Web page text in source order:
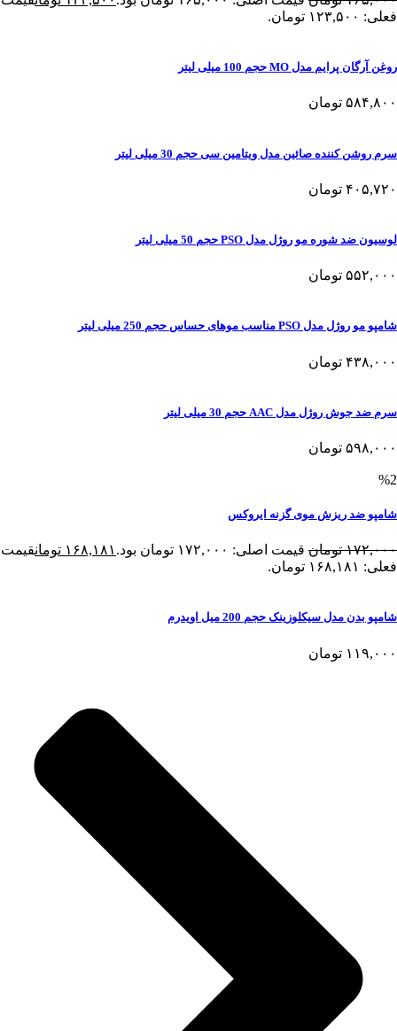
فعلی: ۱۲۳,۵۰۰ تومان.
روغن آرگان پرایم مدل MO حجم 100 میلی لیتر
۵۸۴,۸۰۰ تومان
سرم روشن کننده صائین مدل ویتامین سی حجم 30 میلی لیتر
۴۰۵,۷۲۰ تومان
لوسیون ضد شوره مو روژل مدل PSO حجم 50 میلی لیتر
۵۵۲,۰۰۰ تومان
شامپو مو روژل مدل PSO مناسب موهای حساس حجم 250 میلی لیتر
۴۳۸,۰۰۰ تومان
سرم ضد جوش روژل مدل AAC حجم 30 میلی لیتر
۵۹۸,۰۰۰ تومان
%2
شامپو ضد ریزش موی گزنه ایروکس
۱۷۲,۰۰۰ تومان قیمت اصلی: ۱۷۲,۰۰۰ تومان بود. ۱۶۸,۱۸۱ تومانقیمت
فعلی: ۱۶۸,۱۸۱ تومان.
شامپو بدن مدل سیکلوزینک حجم 200 میل اویدرم
۱۱۹,۰۰۰ تومان